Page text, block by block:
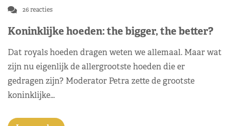
26 reacties
Koninklijke hoeden: the bigger, the better?
Dat royals hoeden dragen weten we allemaal. Maar wat
zijn nu eigenlijk de allergrootste hoeden die er
gedragen zijn? Moderator Petra zette de grootste
koninklijke…